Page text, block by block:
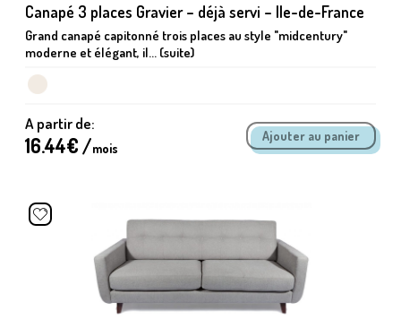
Canapé 3 places Gravier – déjà servi – Ile-de-France
Grand canapé capitonné trois places au style "midcentury"
moderne et élégant, il... (suite)
A partir de:
16.44€ /mois